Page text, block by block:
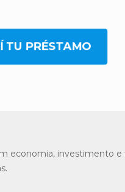
TU PRÉSTAMO
economia, investimento e